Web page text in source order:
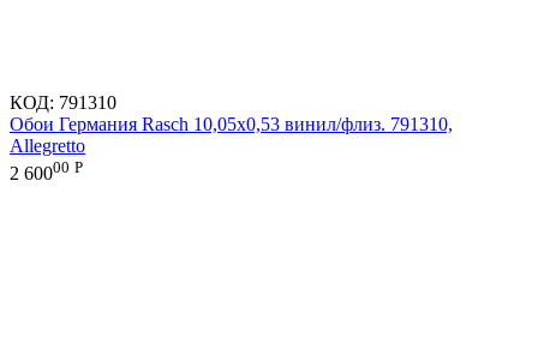
КОД: 791310
Обои Германия Rasch 10,05x0,53 винил/флиз. 791310,
Allegretto
2 60000 Р